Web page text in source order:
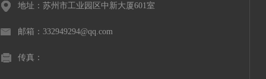
地址：苏州市工业园区中新大厦601室
邮箱：332949294@qq.com
传真：